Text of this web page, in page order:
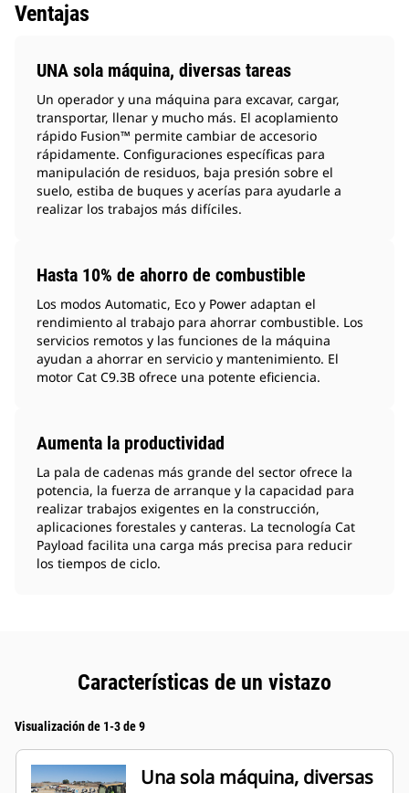
Ventajas
UNA sola máquina, diversas tareas
Un operador y una máquina para excavar, cargar,
transportar, llenar y mucho más. El acoplamiento
rápido Fusion™ permite cambiar de accesorio
rápidamente. Configuraciones específicas para
manipulación de residuos, baja presión sobre el
suelo, estiba de buques y acerías para ayudarle a
realizar los trabajos más difíciles.
Hasta 10% de ahorro de combustible
Los modos Automatic, Eco y Power adaptan el
rendimiento al trabajo para ahorrar combustible. Los
servicios remotos y las funciones de la máquina
ayudan a ahorrar en servicio y mantenimiento. El
motor Cat C9.3B ofrece una potente eficiencia.
Aumenta la productividad
La pala de cadenas más grande del sector ofrece la
potencia, la fuerza de arranque y la capacidad para
realizar trabajos exigentes en la construcción,
aplicaciones forestales y canteras. La tecnología Cat
Payload facilita una carga más precisa para reducir
los tiempos de ciclo.
Características de un vistazo
Visualización de 1-3 de 9
Una sola máquina, diversas